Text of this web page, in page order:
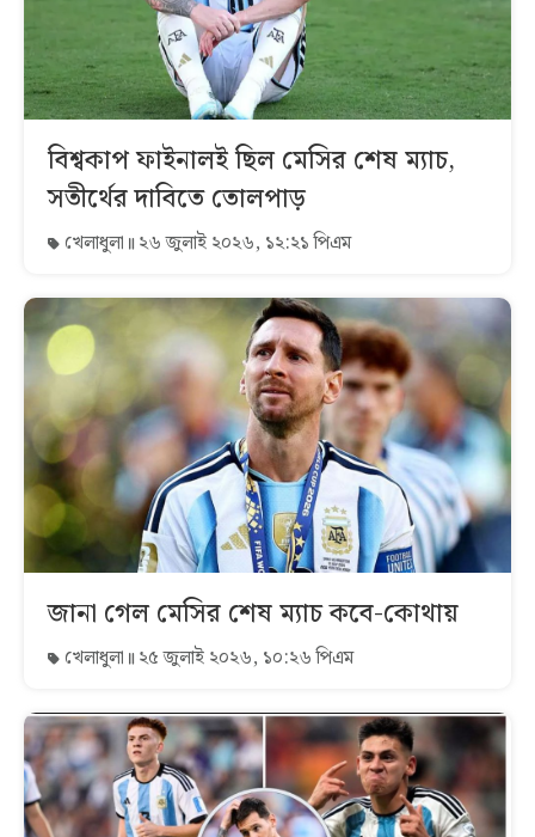
বিশ্বকাপ ফাইনালই ছিল মেসির শেষ ম্যাচ,
সতীর্থের দাবিতে তোলপাড়
খেলাধুলা ২৬ জুলাই ২০২৬, ১২:২১ পিএম
জানা গেল মেসির শেষ ম্যাচ কবে-কোথায়
খেলাধুলা ২৫ জুলাই ২০২৬, ১০:২৬ পিএম